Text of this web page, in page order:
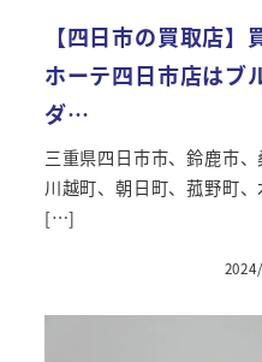
【四日市の買取店
ホーテ四日市店はブ
ダ…
三重県四日市市、鈴鹿市、
川越町、朝日町、菰野町、
[…]